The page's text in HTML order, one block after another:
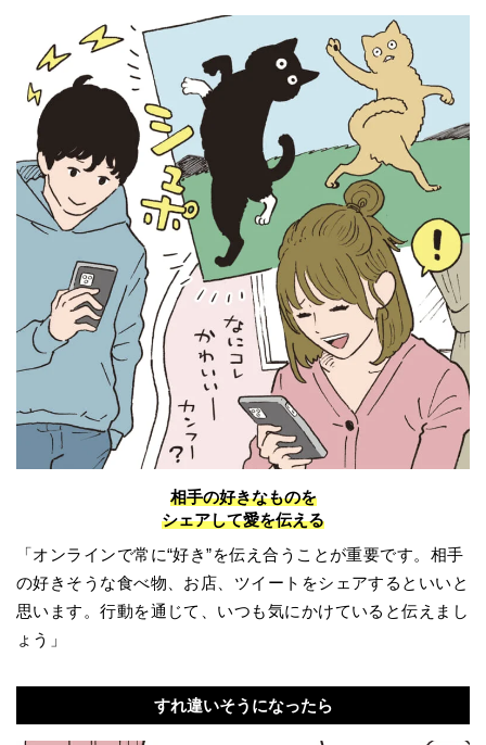
相手の好きなものを
シェアして愛を伝える
「オンラインで常に“好き”を伝え合うことが重要です。相手
の好きそうな食べ物、お店、ツイートをシェアするといいと
思います。行動を通じて、いつも気にかけていると伝えまし
ょう」
すれ違いそうになったら